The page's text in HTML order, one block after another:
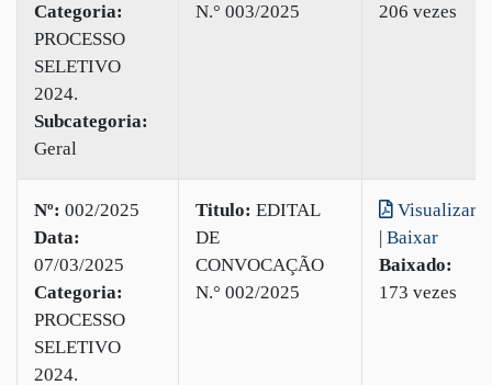
Categoria:
PROCESSO
SELETIVO
2024.
Subcategoria:
Geral
N.° 003/2025
206 vezes
Nº: 002/2025
Data:
07/03/2025
Categoria:
PROCESSO
SELETIVO
2024.
Titulo: EDITAL
DE
CONVOCAÇÃO
N.° 002/2025
Visualizar
| Baixar
Baixado:
173 vezes